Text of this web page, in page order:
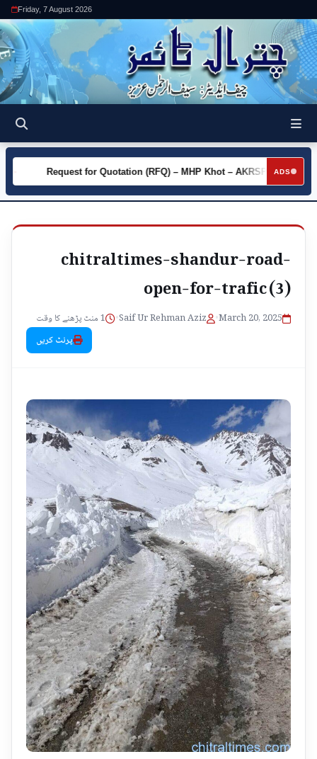
Friday, 7 August 2026
ADS
►
Request for Quotation (RFQ) – MHP Khot – AKRSP
chitraltimes-shandur-road-
open-for-trafic (3)
March 20, 2025
•
Saif Ur Rehman Aziz
•
1 منٹ پڑھنے کا وقت
پرنٹ کریں